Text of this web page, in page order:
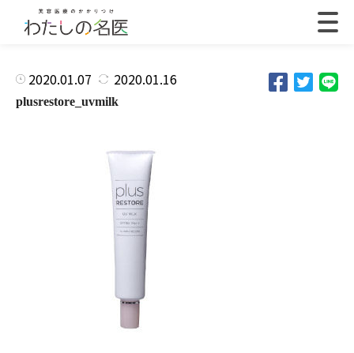
2020.01.07 2020.01.16
plusrestore_uvmilk